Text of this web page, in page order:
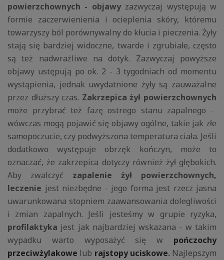
powierzchownych - objawyzazwyczaj występują w
formie zaczerwienienia i ocieplenia skóry, któremu
towarzyszy ból porównywalny do kłucia i pieczenia. Żyły
stają się bardziej widoczne, twarde i zgrubiałe, często
są też nadwrażliwe na dotyk. Zazwyczaj powyższe
objawy ustępują po ok. 2 - 3 tygodniach od momentu
wystąpienia, jednak uwydatnione żyły są zauważalne
przez dłuższy czas. Zakrzepica żył powierzchownych
może przybrać też fazę ostrego stanu zapalnego -
wówczas mogą pojawić się objawy ogólne, takie jak złe
samopoczucie, czy podwyższona temperatura ciała. Jeśli
dodatkowo występuje obrzęk kończyn, może to
oznaczać, że zakrzepica dotyczy również żył głębokich.
Aby zwalczyć zapalenie żył powierzchownych,
leczenie jest niezbędne - jego forma jest rzecz jasna
uwarunkowana stopniem zaawansowania dolegliwości
i zmian zapalnych. Jeśli jesteśmy w grupie ryzyka,
profilaktyka jest jak najbardziej wskazana - w takim
wypadku warto wyposażyć się w pończochy
przeciwżylakowe lub rajstopy uciskowe. Najlepszym